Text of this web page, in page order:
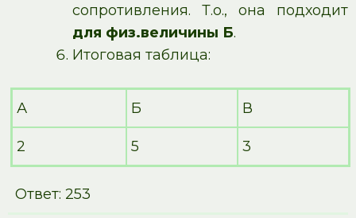
сопротивления. Т.о., она подходит
для физ.величины Б.
Итоговая таблица:
А Б В
2 5 3
Ответ: 253